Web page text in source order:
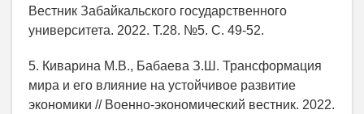
Вестник Забайкальского государственного
университета. 2022. Т.28. №5. С. 49-52.
5. Киварина М.В., Бабаева З.Ш. Трансформация
мира и его влияние на устойчивое развитие
экономики // Военно-экономический вестник. 2022.